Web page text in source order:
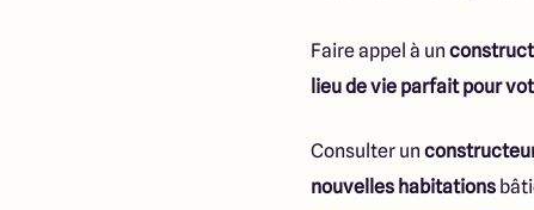
Faire appel à un
lieu de vie parfait pour
Consulter un
nouvelles habitations